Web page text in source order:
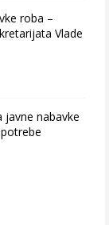
roba –
Vlade
nabavke